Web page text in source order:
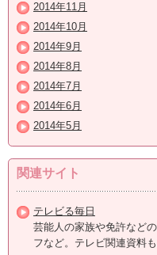
2014年11月
2014年10月
2014年9月
2014年8月
2014年7月
2014年6月
2014年5月
関連サイト
テレビる毎日
芸能人の家族や免許など
フなど。テレビ関連資料